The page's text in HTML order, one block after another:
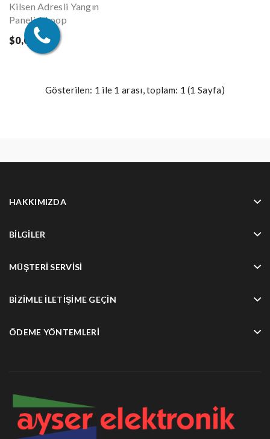
Kilsen Adresli Yangın
Paneli 1 Loop
$0,00
Gösterilen: 1 ile 1 arası, toplam: 1 (1 Sayfa)
HAKKIMIZDA
BILGILER
MÜŞTERI SERVISI
BIZIMLE İLETIŞIME GEÇIN
ÖDEME YÖNTEMLERI